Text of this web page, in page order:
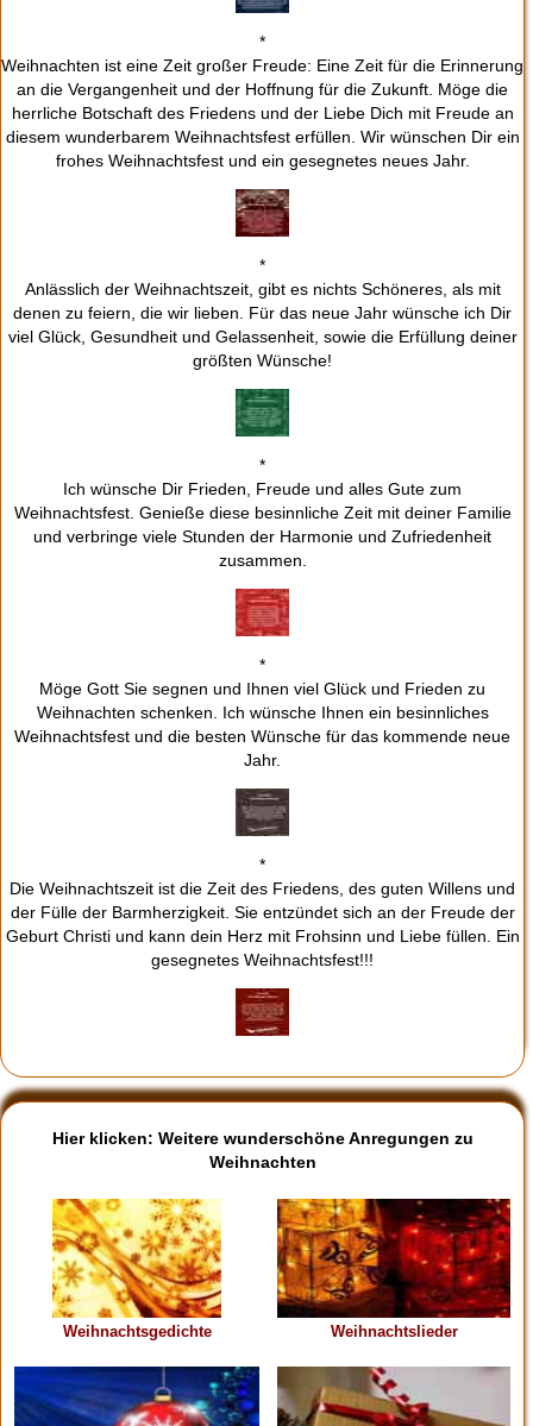
*
Weihnachten ist eine Zeit großer Freude: Eine Zeit für die Erinnerung
an die Vergangenheit und der Hoffnung für die Zukunft. Möge die
herrliche Botschaft des Friedens und der Liebe Dich mit Freude an
diesem wunderbarem Weihnachtsfest erfüllen. Wir wünschen Dir ein
frohes Weihnachtsfest und ein gesegnetes neues Jahr.
*
Anlässlich der Weihnachtszeit, gibt es nichts Schöneres, als mit
denen zu feiern, die wir lieben. Für das neue Jahr wünsche ich Dir
viel Glück, Gesundheit und Gelassenheit, sowie die Erfüllung deiner
größten Wünsche!
*
Ich wünsche Dir Frieden, Freude und alles Gute zum
Weihnachtsfest. Genieße diese besinnliche Zeit mit deiner Familie
und verbringe viele Stunden der Harmonie und Zufriedenheit
zusammen.
*
Möge Gott Sie segnen und Ihnen viel Glück und Frieden zu
Weihnachten schenken. Ich wünsche Ihnen ein besinnliches
Weihnachtsfest und die besten Wünsche für das kommende neue
Jahr.
*
Die Weihnachtszeit ist die Zeit des Friedens, des guten Willens und
der Fülle der Barmherzigkeit. Sie entzündet sich an der Freude der
Geburt Christi und kann dein Herz mit Frohsinn und Liebe füllen. Ein
gesegnetes Weihnachtsfest!!!
Hier klicken: Weitere wunderschöne Anregungen zu
Weihnachten
Weihnachtsgedichte Weihnachtslieder